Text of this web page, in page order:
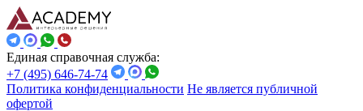
Единая справочная служба:
+7 (495) 646-74-74
Политика конфиденциальности Не является публичной
офертой